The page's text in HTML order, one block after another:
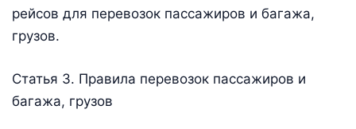
рейсов для перевозок пассажиров и багажа,
грузов.
Статья 3. Правила перевозок пассажиров и
багажа, грузов